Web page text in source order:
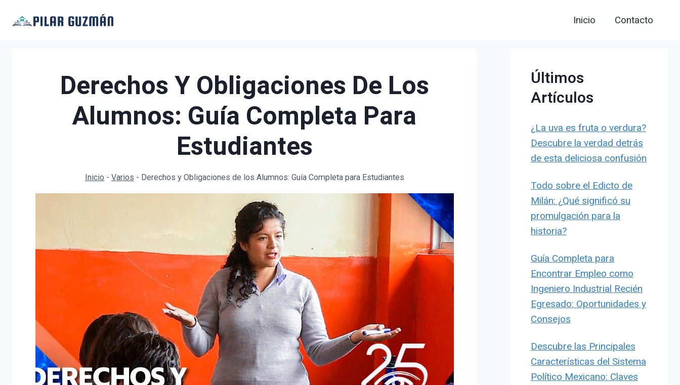
Inicio Contacto
Derechos Y Obligaciones De Los
Alumnos: Guía Completa Para
Estudiantes
Inicio - Varios - Derechos y Obligaciones de los Alumnos: Guía Completa para Estudiantes
Últimos
Artículos
¿La uva es fruta o verdura?
Descubre la verdad detrás
de esta deliciosa confusión
Todo sobre el Edicto de
Milán: ¿Qué significó su
promulgación para la
historia?
Guía Completa para
Encontrar Empleo como
Ingeniero Industrial Recién
Egresado: Oportunidades y
Consejos
Descubre las Principales
Características del Sistema
Político Mexicano: Claves